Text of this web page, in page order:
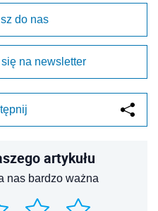
do nas
na newsletter
artykułu
nas bardzo ważna